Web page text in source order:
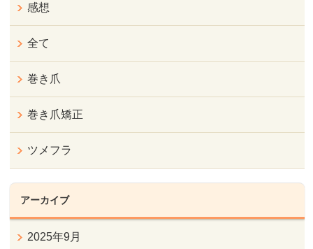
感想
全て
巻き爪
巻き爪矯正
ツメフラ
アーカイブ
2025年9月